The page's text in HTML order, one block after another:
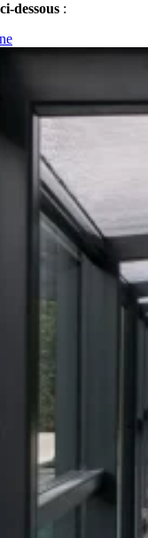
dessous :